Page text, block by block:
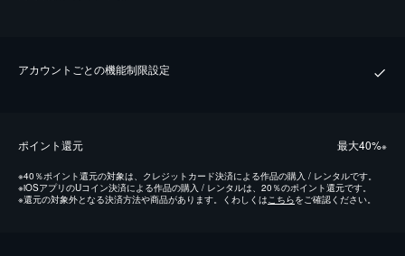
アカウントごとの機能制限設定
ポイント還元 最⼤40%※
※40％ポイント還元の対象は、クレジットカード決済による作品の購入 / レンタルです。
※iOSアプリのUコイン決済による作品の購入 / レンタルは、20％のポイント還元です。
※還元の対象外となる決済方法や商品があります。くわしくはこちらをご確認ください。